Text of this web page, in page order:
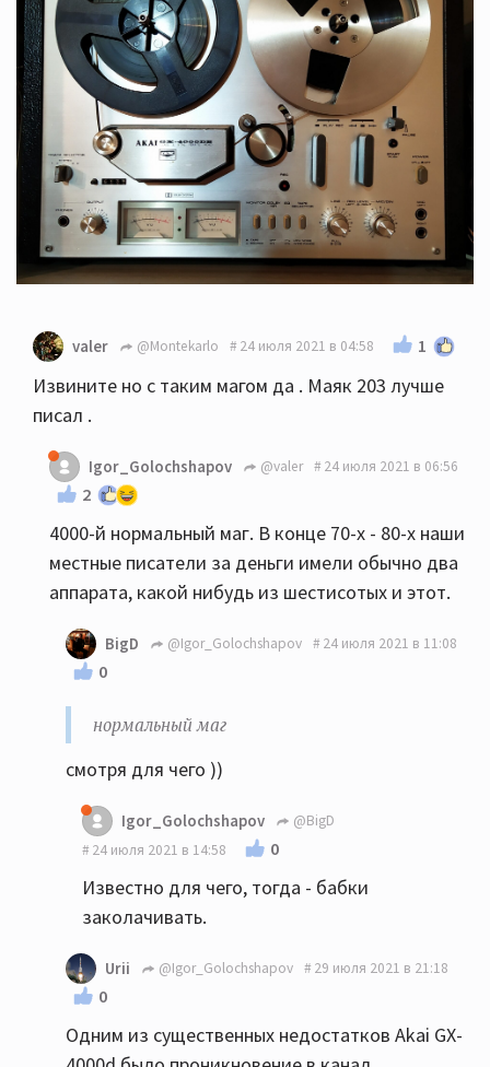
valer @Montekarlo 24 июля 2021 в 04:58 1
Извините но с таким магом да . Маяк 203 лучше
писал .
Igor_Golochshapov @valer 24 июля 2021 в 06:56
2
4000-й нормальный маг. В конце 70-х - 80-х наши
местные писатели за деньги имели обычно два
аппарата, какой нибудь из шестисотых и этот.
BigD @Igor_Golochshapov 24 июля 2021 в 11:08
0
нормальный маг
смотря для чего ))
Igor_Golochshapov
@BigD
24 июля 2021 в 14:58
0
Известно для чего, тогда - бабки
заколачивать.
Urii @Igor_Golochshapov 29 июля 2021 в 21:18
0
Одним из существенных недостатков Akai GX-